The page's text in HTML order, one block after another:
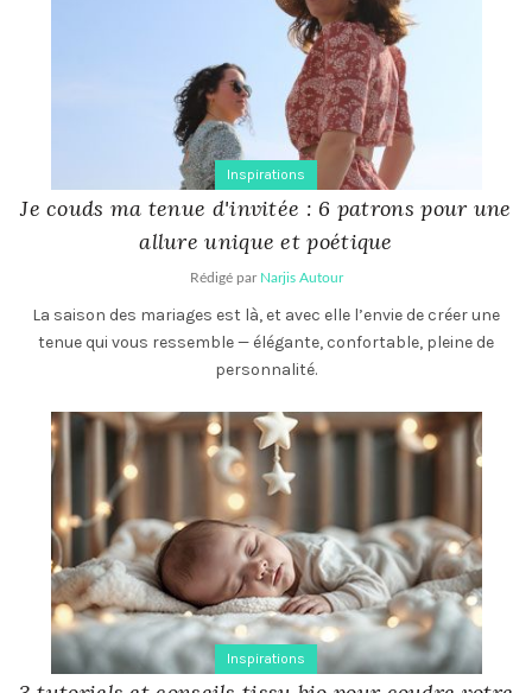
Inspirations
Je couds ma tenue d'invitée : 6 patrons pour une
allure unique et poétique
Rédigé par Narjis Autour
La saison des mariages est là, et avec elle l’envie de créer une
tenue qui vous ressemble — élégante, confortable, pleine de
personnalité.
Inspirations